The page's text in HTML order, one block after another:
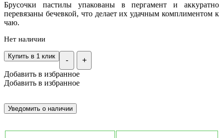
Брусочки пастилы упакованы в пергамент и аккуратно
перевязаны бечевкой, что делает их удачным комплиментом к
чаю.
Нет наличии
- +
Купить в 1 клик
Добавить в избранное
Добавить в избранное